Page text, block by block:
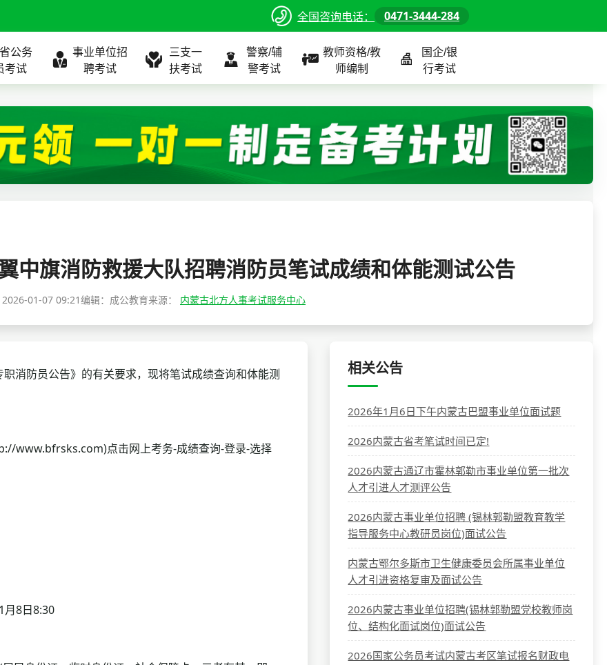
全国咨询电话： 0471-3444-284
公务
考试
古
公务员课程
事业单位招
聘考试
全国
北京
内蒙古
事业单位课程
三支一
扶考试
考试公告
职位表
成绩查询
分数线
全国
北京
内蒙古
三支一扶课程
警察/辅
警考试
考试公告
职位表
面试补录
历年真题
全国
北京
内蒙古
警察/辅警课程
教师资格/教
师编制
考试公告
职位表
面试补录
历年真题
全国
北京
内蒙古
教师/资格课程
国企/银
行考试
考试公告
职位表
面试补录
历年真题
全国
北京
内蒙古
国企/银行课程
中旗消防救援大队招聘消防员笔试成绩和体能测试公告
2026-01-07 09:21编辑：成公教育来源： 内蒙古北方人事考试服务中心
防员公告》的有关要求，现将笔试成绩查询和体能测
www.bfrsks.com)点击网上考务-成绩查询-登录-选择
8日8:30
相关公告
2026年1月6日下午内蒙古巴盟事业单位面试题
2026内蒙古省考笔试时间已定!
2026内蒙古通辽市霍林郭勒市事业单位第一批次
人才引进人才测评公告
2026内蒙古事业单位招聘 (锡林郭勒盟教育教学
指导服务中心教研员岗位)面试公告
内蒙古鄂尔多斯市卫生健康委员会所属事业单位
人才引进资格复审及面试公告
2026内蒙古事业单位招聘(锡林郭勒盟党校教师岗
位、结构化面试岗位)面试公告
2026国家公务员考试内蒙古考区笔试报名财政电